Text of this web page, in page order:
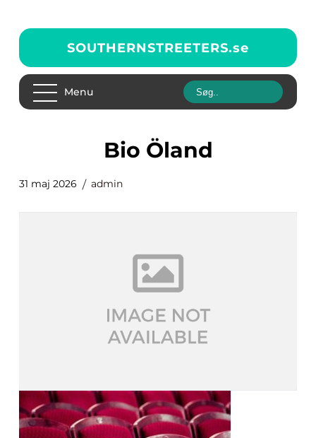
SOUTHERNSTREETERS.se
Menu
Bio Öland
31 maj 2026 admin